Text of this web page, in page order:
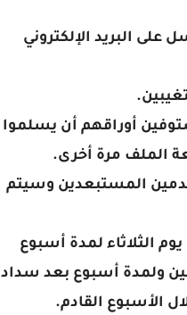
على البريد الإلكتروني
أوراقهم أن يسلموا
الملف مرة أخرى.
المستبعدين وسيتم
ولمدة أسبوع بعد سداد
الأسبوع القادم.